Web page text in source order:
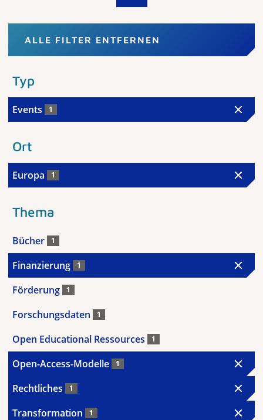
ALLE FILTER ENTFERNEN
Typ
Events 1
Ort
Europa 1
Thema
Bücher 1
Finanzierung 1
Förderung 1
Forschungsdaten 1
Open Educational Ressources 1
Open-Access-Modelle 1
Rechtliches 1
Transformation 1